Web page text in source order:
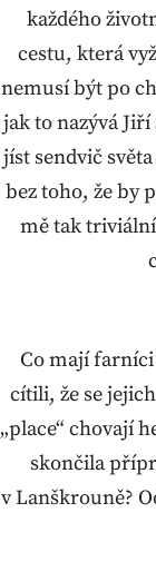
každého
cestu, která
nemusí být po
jak to nazývá
jíst sendvič
bez toho, že by
mě tak
Co mají
cítili, že se
„place“ chovají
skončila
v Lanškrouně?